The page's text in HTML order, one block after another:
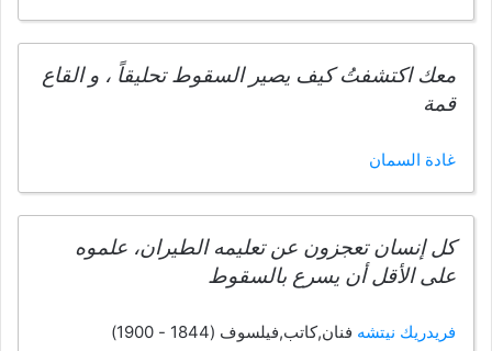
معك اكتشفتُ كيف يصير السقوط تحليقاً ، و القاع
قمة
غادة السمان
كل إنسان تعجزون عن تعليمه الطيران، علموه
على الأقل أن يسرع بالسقوط
فريدريك نيتشه فنان,كاتب,فيلسوف (1844 - 1900)